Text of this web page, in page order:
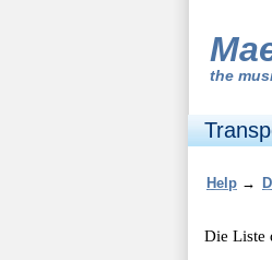
the
Help →
Die Liste